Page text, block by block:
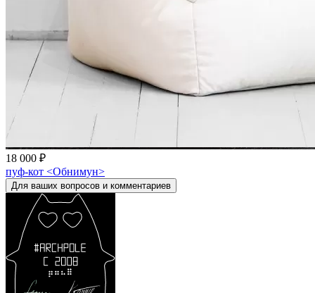
18 000 ₽
пуф-кот <Обнимун>
Для ваших вопросов и комментариев